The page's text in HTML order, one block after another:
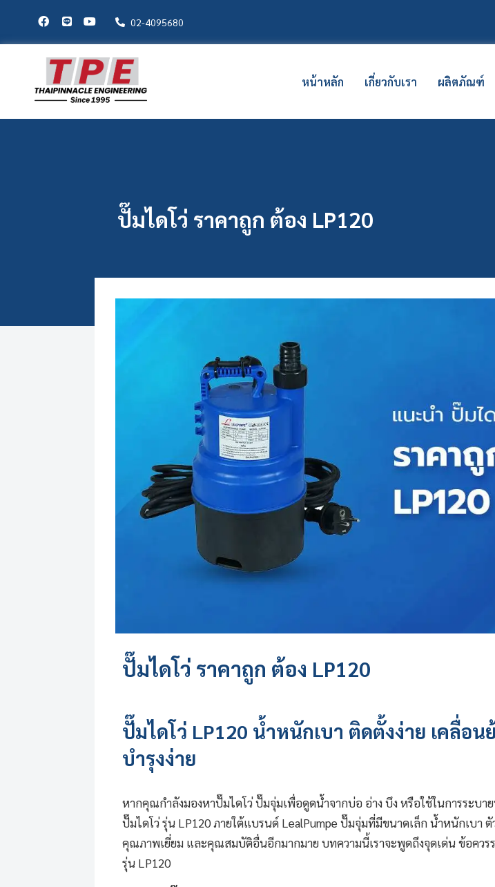
02-4095680
หน้าหลัก เกี่ยวกับเรา ผลิตภัณฑ์
ปั๊มไดโว่ ราคาถูก ต้อง LP120
ปั๊มไดโว่ ราคาถูก ต้อง LP120
ปั๊มไดโว่ LP120 น้ำหนักเบา ติดตั้งง่าย เคลื่อน
บำรุงง่าย
หากคุณกำลังมองหาปั๊มไดโว่ปั๊มจุ่มเพื่อดูดน้ำจากบ่อ อ่าง บึง หรือใช้ในการระบา
ปั๊มไดโว่ รุ่น LP120 ภายใต้แบรนด์ LealPumpe ปั๊มจุ่มที่มีขนาดเล็ก น้ำหนักเบา
คุณภาพเยี่ยม และคุณสมบัติอื่นอีกมากมาย บทความนี้เราจะพูดถึงจุดเด่น ข้อควรร
รุ่น LP120